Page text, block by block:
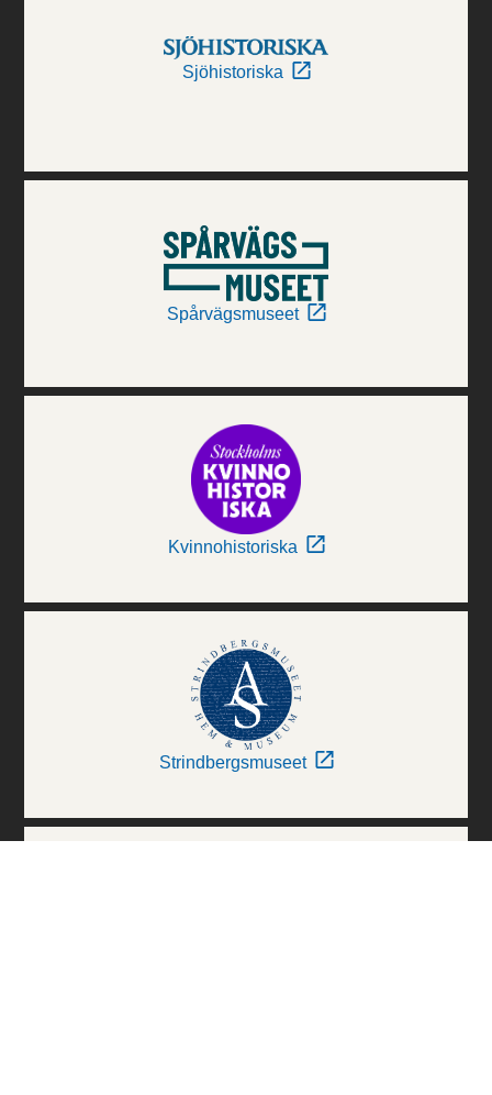
Sjöhistoriska
Spårvägsmuseet
Kvinnohistoriska
Strindbergsmuseet